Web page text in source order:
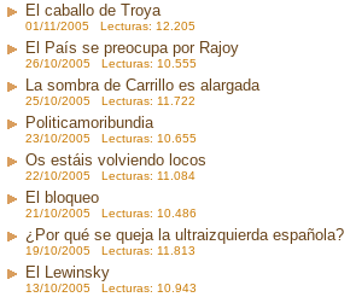
El caballo de Troya
01/11/2005 Lecturas: 12.205
El País se preocupa por Rajoy
26/10/2005 Lecturas: 10.555
La sombra de Carrillo es alargada
25/10/2005 Lecturas: 11.722
Politicamoribundia
23/10/2005 Lecturas: 10.655
Os estáis volviendo locos
22/10/2005 Lecturas: 11.084
El bloqueo
21/10/2005 Lecturas: 10.486
¿Por qué se queja la ultraizquierda española?
19/10/2005 Lecturas: 11.813
El Lewinsky
13/10/2005 Lecturas: 10.943